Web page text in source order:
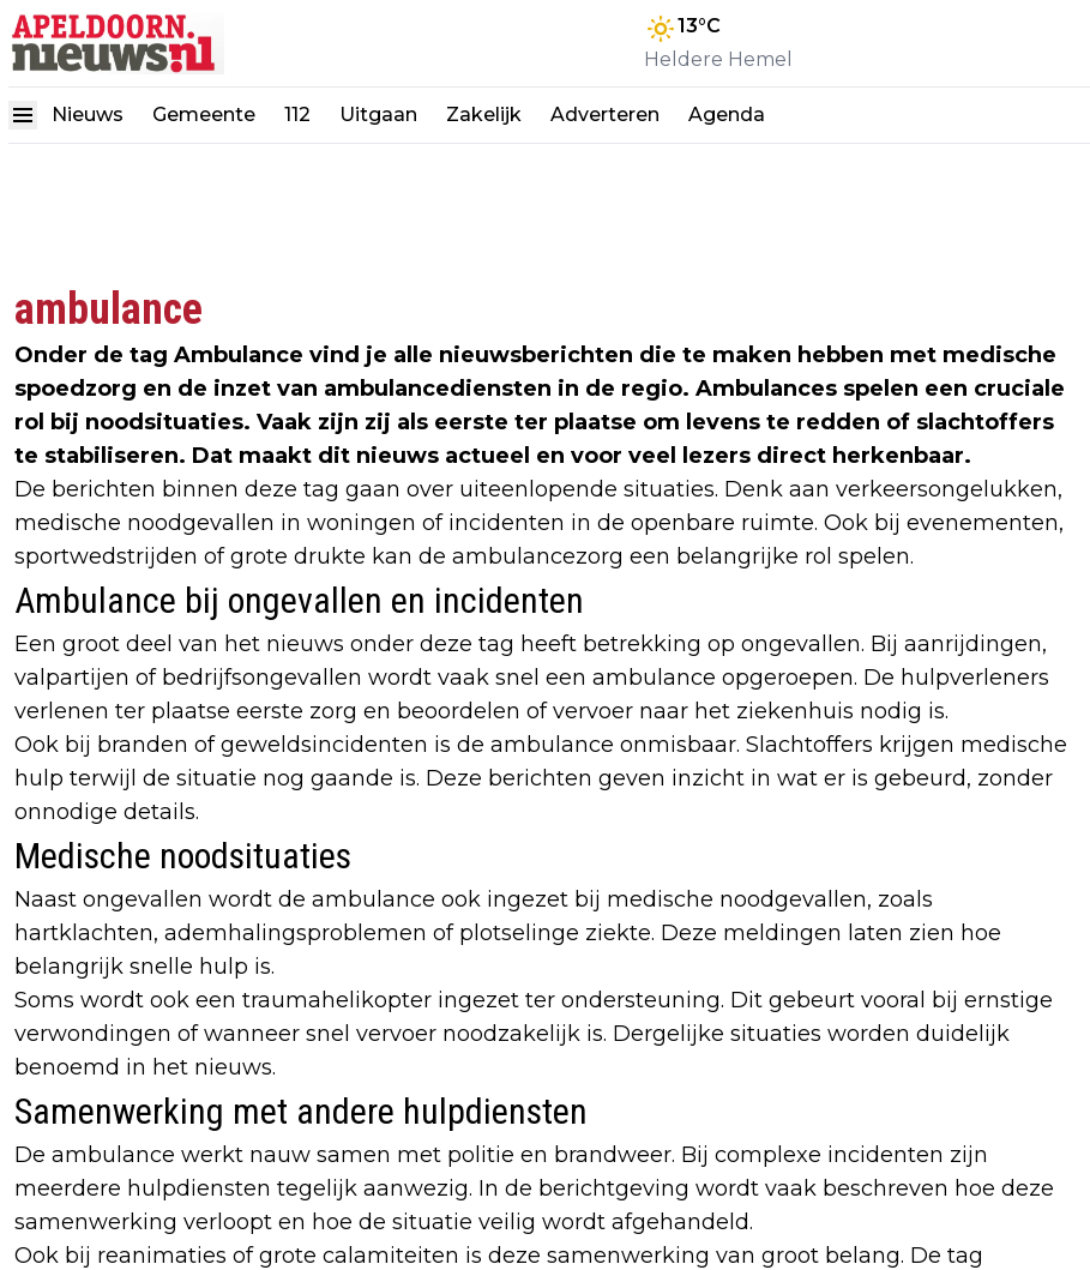
13°C
Heldere Hemel
Nieuws Gemeente 112 Uitgaan Zakelijk Adverteren Agenda
ambulance
Onder de tag Ambulance vind je alle nieuwsberichten die te maken hebben met medische
spoedzorg en de inzet van ambulancediensten in de regio. Ambulances spelen een cruciale
rol bij noodsituaties. Vaak zijn zij als eerste ter plaatse om levens te redden of slachtoffers
te stabiliseren. Dat maakt dit nieuws actueel en voor veel lezers direct herkenbaar.
De berichten binnen deze tag gaan over uiteenlopende situaties. Denk aan verkeersongelukken,
medische noodgevallen in woningen of incidenten in de openbare ruimte. Ook bij evenementen,
sportwedstrijden of grote drukte kan de ambulancezorg een belangrijke rol spelen.
Ambulance bij ongevallen en incidenten
Een groot deel van het nieuws onder deze tag heeft betrekking op ongevallen. Bij aanrijdingen,
valpartijen of bedrijfsongevallen wordt vaak snel een ambulance opgeroepen. De hulpverleners
verlenen ter plaatse eerste zorg en beoordelen of vervoer naar het ziekenhuis nodig is.
Ook bij branden of geweldsincidenten is de ambulance onmisbaar. Slachtoffers krijgen medische
hulp terwijl de situatie nog gaande is. Deze berichten geven inzicht in wat er is gebeurd, zonder
onnodige details.
Medische noodsituaties
Naast ongevallen wordt de ambulance ook ingezet bij medische noodgevallen, zoals
hartklachten, ademhalingsproblemen of plotselinge ziekte. Deze meldingen laten zien hoe
belangrijk snelle hulp is.
Soms wordt ook een traumahelikopter ingezet ter ondersteuning. Dit gebeurt vooral bij ernstige
verwondingen of wanneer snel vervoer noodzakelijk is. Dergelijke situaties worden duidelijk
benoemd in het nieuws.
Samenwerking met andere hulpdiensten
De ambulance werkt nauw samen met politie en brandweer. Bij complexe incidenten zijn
meerdere hulpdiensten tegelijk aanwezig. In de berichtgeving wordt vaak beschreven hoe deze
samenwerking verloopt en hoe de situatie veilig wordt afgehandeld.
Ook bij reanimaties of grote calamiteiten is deze samenwerking van groot belang. De tag